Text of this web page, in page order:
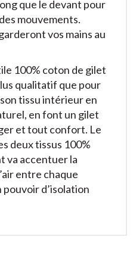
que le devant pour
mouvements.
vos mains au
100% coton de gilet
qualitatif que pour
tissu intérieur en
en font un gilet
et tout confort. Le
deux tissus 100%
va accentuer la
entre chaque
d’isolation